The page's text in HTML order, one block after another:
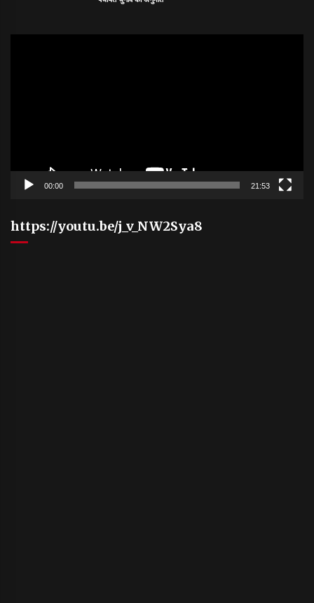
00:00 21:53
https://youtu.be/j_v_NW2Sya8